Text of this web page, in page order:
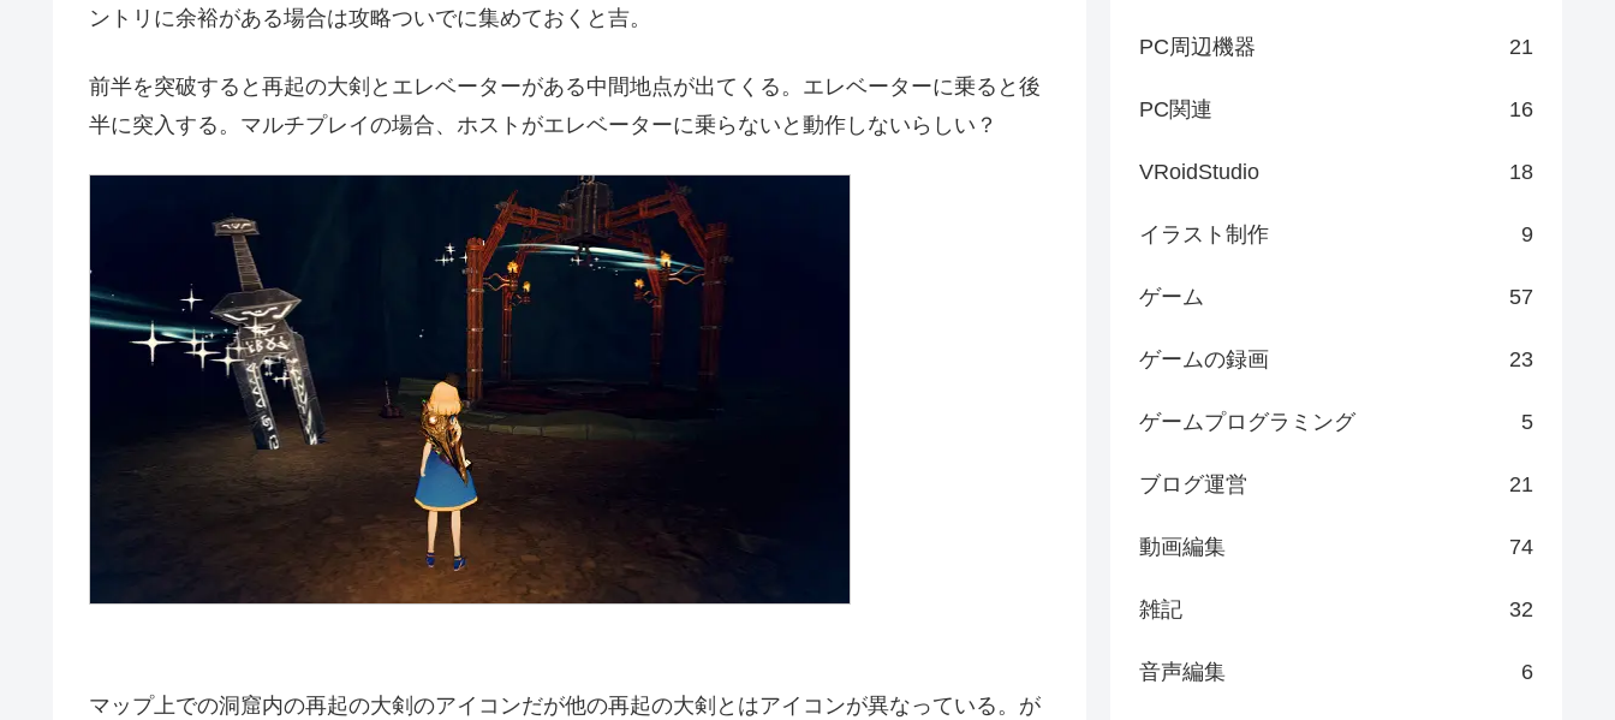
ントリに余裕がある場合は攻略ついでに集めておくと吉。
前半を突破すると再起の大剣とエレベーターがある中間地点が出てくる。エレベーターに乗ると後
半に突入する。マルチプレイの場合、ホストがエレベーターに乗らないと動作しないらしい？
マップ上での洞窟内の再起の大剣のアイコンだが他の再起の大剣とはアイコンが異なっている。が
PC周辺機器 21
PC関連 16
VRoidStudio 18
イラスト制作 9
ゲーム 57
ゲームの録画 23
ゲームプログラミング 5
ブログ運営 21
動画編集 74
雑記 32
音声編集 6